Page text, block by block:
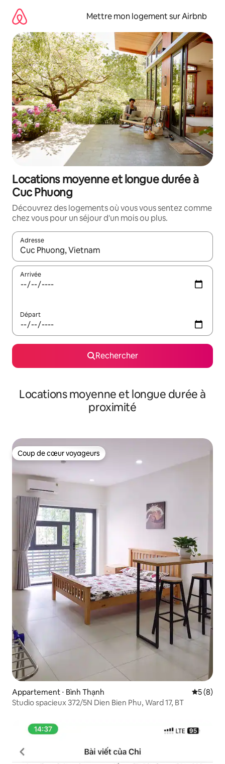
directement
contenu
Mettre mon logement sur Airbnb
Locations moyenne et longue durée à
Cuc Phuong
Découvrez des logements où vous vous sentez comme
chez vous pour un séjour d'un mois ou plus.
Adresse
Lorsque les résultats s'affichent, utilisez les flèches vers le
Arrivée
Départ
Rechercher
Locations moyenne et longue durée à
proximité
Coup de cœur voyageurs
Coup de cœur voyageurs
Appartement ⋅ Bình Thạnh
5 (8)
Studio spacieux 372/5N Dien Bien Phu, Ward 17, BT